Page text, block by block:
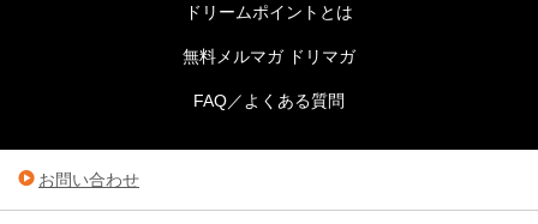
ドリームポイントとは
無料メルマガ ドリマガ
FAQ／よくある質問
お問い合わせ